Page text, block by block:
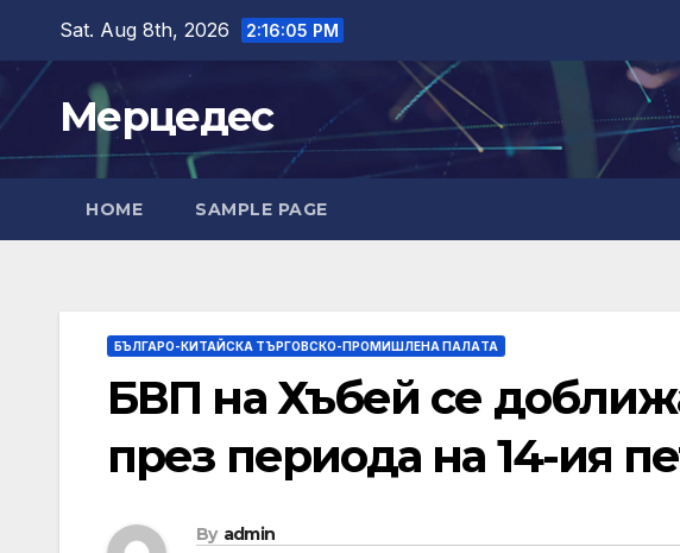
content
Sat. Aug 8th, 2026 2:16:06 PM
Мерцедес
HOME SAMPLE PAGE
БЪЛГАРО-КИТАЙСКА ТЪРГОВСКО-ПРОМИШЛЕНА ПАЛAТА
БВП на Хъбей се
през периода на 14-ия
By admin